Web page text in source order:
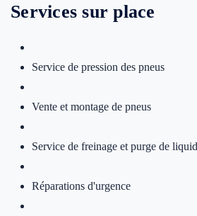
Services sur place
Service de pression des pneus
Vente et montage de pneus
Service de freinage et purge de
Réparations d'urgence